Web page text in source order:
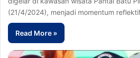
(21/4/2024), menjadi momentum
Read More »